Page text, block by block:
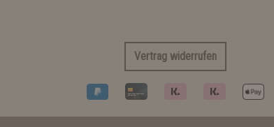
Vertrag widerrufen